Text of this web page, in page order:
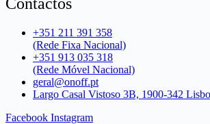
+351 211 391 358
(Rede Fixa Nacional)
+351 913 035 318
(Rede Móvel Nacional)
geral@onoff.pt
Largo Casal Vistoso 3B, 1900-342
Facebook Instagram